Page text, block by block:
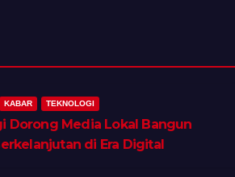
KABAR TEKNOLOGI
Dorong Media Lokal Bangun
di Era Digital